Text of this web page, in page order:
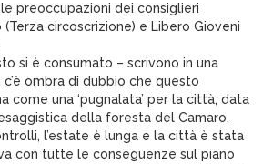
preoccupazioni dei consiglieri
circoscrizione) e Libero Gioveni
si è consumato – scrivono in una
ombra di dubbio che questo
come una ‘pugnalata’ per la città, data
della foresta del Camaro.
l’estate è lunga e la città è stata
con tutte le conseguenze sul piano